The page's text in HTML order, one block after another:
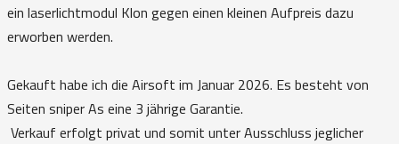
ein laserlichtmodul Klon gegen einen kleinen Aufpreis dazu
erworben werden.
Gekauft habe ich die Airsoft im Januar 2026. Es besteht von
Seiten sniper As eine 3 jährige Garantie.
Verkauf erfolgt privat und somit unter Ausschluss jeglicher